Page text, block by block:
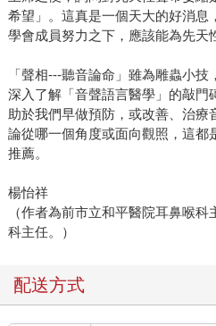
希望」。這真是一個天大的好消息
學會成員努力之下，應該能為先天
「聲相---聽音論命」雖為雕蟲小技
深入了解「音聲語言醫學」的敲門
助於我們早做預防，或改善、治療
論從哪一個角度或面向觀照，這都
推薦。
楊怡祥
（作者為前市立和平醫院耳鼻喉
科主任。）
配送方式